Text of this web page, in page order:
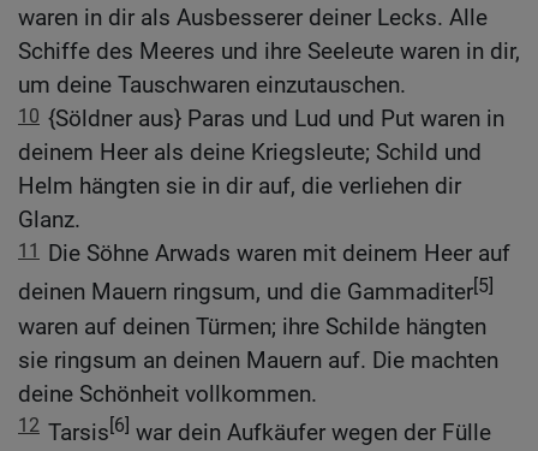
waren in dir als Ausbesserer deiner Lecks. Alle
Schiffe des Meeres und ihre Seeleute waren in dir,
um deine Tauschwaren einzutauschen.
10 {Söldner aus} Paras und Lud und Put waren in
deinem Heer als deine Kriegsleute; Schild und
Helm hängten sie in dir auf, die verliehen dir
Glanz.
11
Die Söhne Arwads waren mit deinem Heer auf
deinen Mauern ringsum, und die Gammaditer[5]
waren auf deinen Türmen; ihre Schilde hängten
sie ringsum an deinen Mauern auf. Die machten
deine Schönheit vollkommen.
12 Tarsis[6] war dein Aufkäufer wegen der Fülle